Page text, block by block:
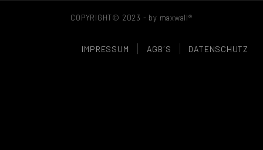
COPYRIGHT© 2023 - by maxwall®
IMPRESSUM AGB´S DATENSCHUTZ